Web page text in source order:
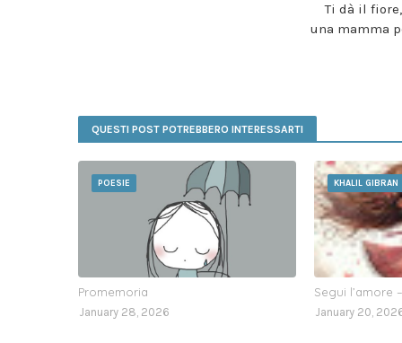
Ti dà il
una mamma
QUESTI POST POTREBBERO INTERESSARTI
POESIE
Promemoria
January 28, 2026
KHALIL GIBRAN
Segui l’amore
January 20,